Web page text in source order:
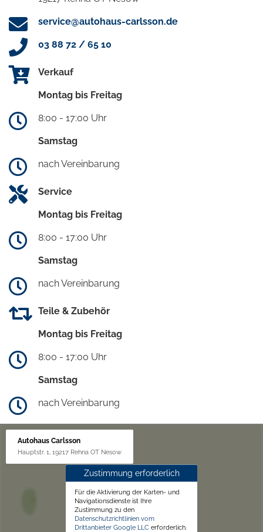
service@autohaus-carlsson.de
03 88 72 / 65 10
Verkauf
Montag bis Freitag
8:00 - 17:00 Uhr
Samstag
nach Vereinbarung
Service
Montag bis Freitag
8:00 - 17:00 Uhr
Samstag
nach Vereinbarung
Teile & Zubehör
Montag bis Freitag
8:00 - 17:00 Uhr
Samstag
nach Vereinbarung
Autohaus Carlsson
Hauptstr. 1, 19217 Rehna OT Nesow
Zustimmung erforderlich
Für die Aktivierung der Karten- und
Navigationsdienste ist Ihre
Zustimmung zu den
Datenschutzrichtlinien vom
Drittanbieter Google LLC erforderlich.